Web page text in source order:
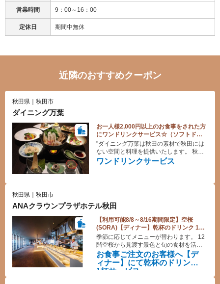
営業時間 9：00～16：00
定休日 期間中無休
近隣のおすすめクーポン
秋田県｜秋田市
ダイニング万葉
お一人様2,000円以上のお食事をされた方
にワンドリンクサービス☆（ソフトドリ
ンクor生ビール）
ワンドリンクサービス
"ダイニング万葉は秋田の素材で秋田には
ない空間と料理を提供いたします。 秋田
の地酒とともにお楽しみ下さい。"
秋田県｜秋田市
ANAクラウンプラザホテル秋田
【利用可能8/8～8/16期間限定】空桜
(SORA)【ディナー】乾杯のドリンク 1杯
サービス
お食事ご注文のお客様へ【デ
ィナー】にて乾杯のドリンク
1杯サービス
季節に応じてメニューが替わります。 12
階空桜から見渡す景色と旬の食材を活か
したお料理をお楽しみください。